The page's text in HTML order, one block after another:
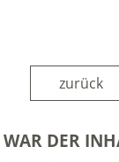
zurück
WAR DER